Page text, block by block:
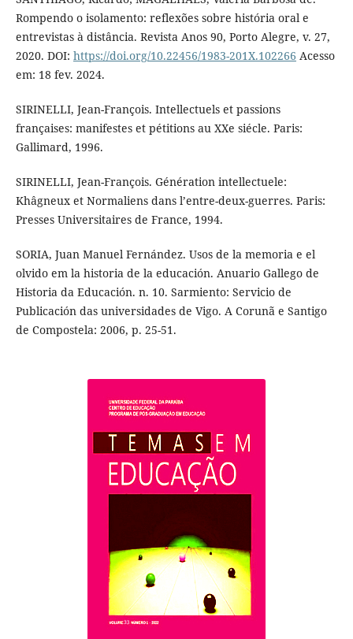
Rompendo o isolamento: reflexões sobre história oral e
entrevistas à distância. Revista Anos 90, Porto Alegre, v. 27,
2020. DOI: https://doi.org/10.22456/1983-201X.102266 Acesso
em: 18 fev. 2024.
SIRINELLI, Jean-François. Intellectuels et passions
françaises: manifestes et pétitions au XXe siécle. Paris:
Gallimard, 1996.
SIRINELLI, Jean-François. Génération intellectuele:
Khâgneux et Normaliens dans l’entre-deux-guerres. Paris:
Presses Universitaires de France, 1994.
SORIA, Juan Manuel Fernández. Usos de la memoria e el
olvido em la historia de la educación. Anuario Gallego de
Historia da Educación. n. 10. Sarmiento: Servicio de
Publicación das universidades de Vigo. A Corunã e Santigo
de Compostela: 2006, p. 25-51.